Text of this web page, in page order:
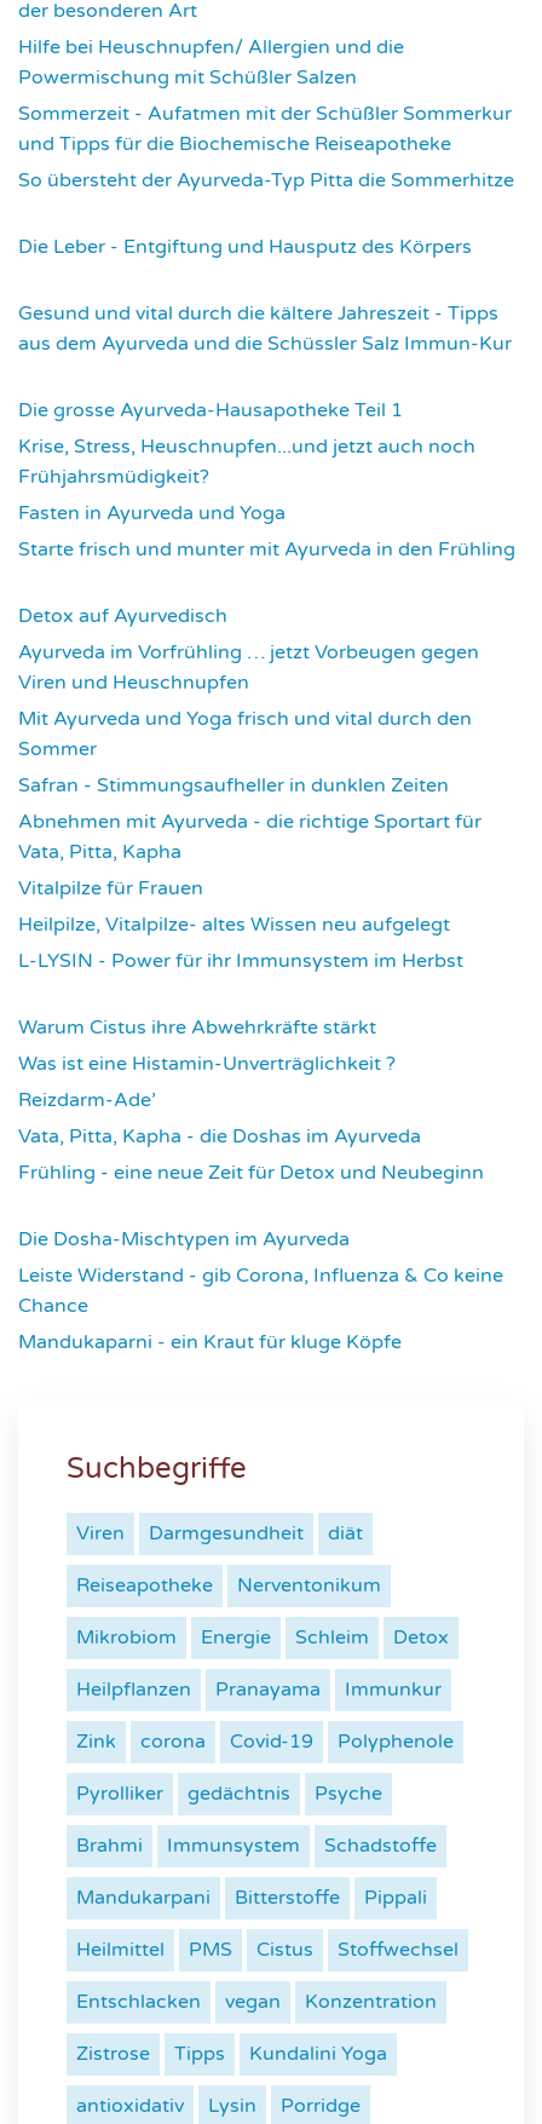
der besonderen Art
Hilfe bei Heuschnupfen/ Allergien und die
Powermischung mit Schüßler Salzen
Sommerzeit - Aufatmen mit der Schüßler Sommerkur
und Tipps für die Biochemische Reiseapotheke
So übersteht der Ayurveda-Typ Pitta die Sommerhitze
Die Leber - Entgiftung und Hausputz des Körpers
Gesund und vital durch die kältere Jahreszeit - Tipps
aus dem Ayurveda und die Schüssler Salz Immun-Kur
Die grosse Ayurveda-Hausapotheke Teil 1
Krise, Stress, Heuschnupfen...und jetzt auch noch
Frühjahrsmüdigkeit?
Fasten in Ayurveda und Yoga
Starte frisch und munter mit Ayurveda in den Frühling
Detox auf Ayurvedisch
Ayurveda im Vorfrühling … jetzt Vorbeugen gegen
Viren und Heuschnupfen
Mit Ayurveda und Yoga frisch und vital durch den
Sommer
Safran - Stimmungsaufheller in dunklen Zeiten
Abnehmen mit Ayurveda - die richtige Sportart für
Vata, Pitta, Kapha
Vitalpilze für Frauen
Heilpilze, Vitalpilze- altes Wissen neu aufgelegt
L-LYSIN - Power für ihr Immunsystem im Herbst
Warum Cistus ihre Abwehrkräfte stärkt
Was ist eine Histamin-Unverträglichkeit ?
Reizdarm-Ade’
Vata, Pitta, Kapha - die Doshas im Ayurveda
Frühling - eine neue Zeit für Detox und Neubeginn
Die Dosha-Mischtypen im Ayurveda
Leiste Widerstand - gib Corona, Influenza & Co keine
Chance
Mandukaparni - ein Kraut für kluge Köpfe
Suchbegriffe
Viren Darmgesundheit diät
Reiseapotheke Nerventonikum
Mikrobiom Energie Schleim Detox
Heilpflanzen Pranayama Immunkur
Zink corona Covid-19 Polyphenole
Pyrolliker gedächtnis Psyche
Brahmi Immunsystem Schadstoffe
Mandukarpani Bitterstoffe Pippali
Heilmittel PMS Cistus Stoffwechsel
Entschlacken vegan Konzentration
Zistrose Tipps Kundalini Yoga
antioxidativ Lysin Porridge